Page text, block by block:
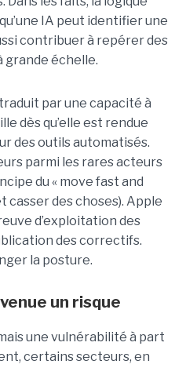
IA peut identifier une
contribuer à repérer des
grande échelle.
par une capacité à
dès qu’elle est rendue
des outils automatisés.
parmi les rares acteurs
du « move fast and
casser des choses). Apple
d’exploitation des
des correctifs.
la posture.
un risque
une vulnérabilité à part
certains secteurs, en